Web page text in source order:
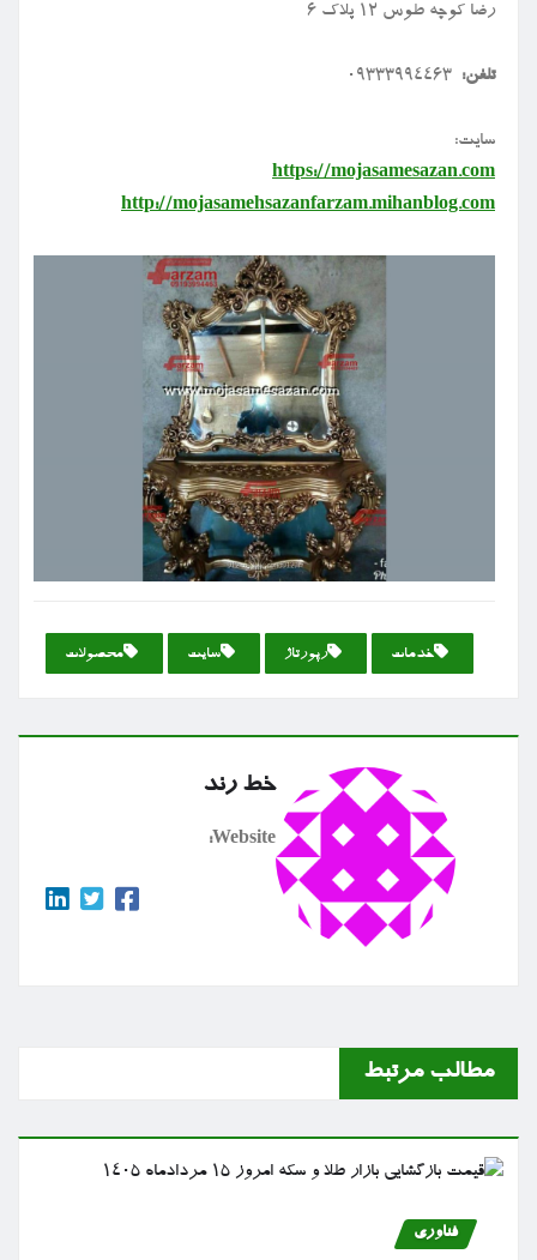
رضا کوچه طوس ۱۲ پلاک ۶
تلفن:
سایت:
https://mojasamesazan.com
http://mojasamehsazanfarzam.mihanblog.com
خدمات رپورتاژ سایت محصولات
خط رند
Website:
مطالب مرتبط
فناوری